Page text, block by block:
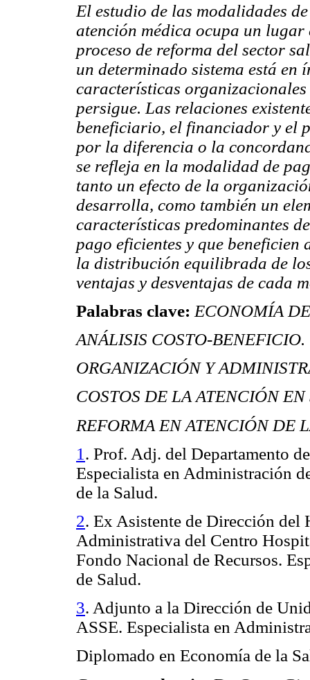
El estudio de las modalidades
atención médica ocupa un
proceso de reforma del sector
un determinado sistema está
características
persigue. Las relaciones
beneficiario, el financiador y el
por la diferencia o la
se refleja en la modalidad de
tanto un efecto de la
desarrolla, como también un
características predominantes
pago eficientes y que beneficien
la distribución equilibrada de
ventajas y desventajas de cada
Palabras clave: ECONOMÍA
ANÁLISIS COSTO-BENEFICIO.
ORGANIZACIÓN Y
COSTOS DE LA ATENCIÓN
REFORMA EN ATENCIÓN DE
1 . Prof. Adj. del Departamento
Especialista en Administración
de la Salud.
2. Ex Asistente de Dirección
Administrativa del Centro
Fondo Nacional de Recursos.
de Salud.
3. Adjunto a la Dirección de
ASSE. Especialista en
Diplomado en Economía de la